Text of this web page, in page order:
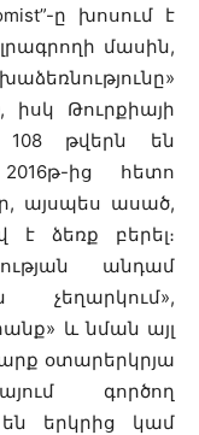
ը խոսում է
մասին,
իսկ Թուրքիայի
108 թվերն են
ից հետո
այսպես ասած,
ձեռք բերել։
անդամ
չեղարկում»,
և նման այլ
օտարերկրյա
գործող
են երկրից կամ